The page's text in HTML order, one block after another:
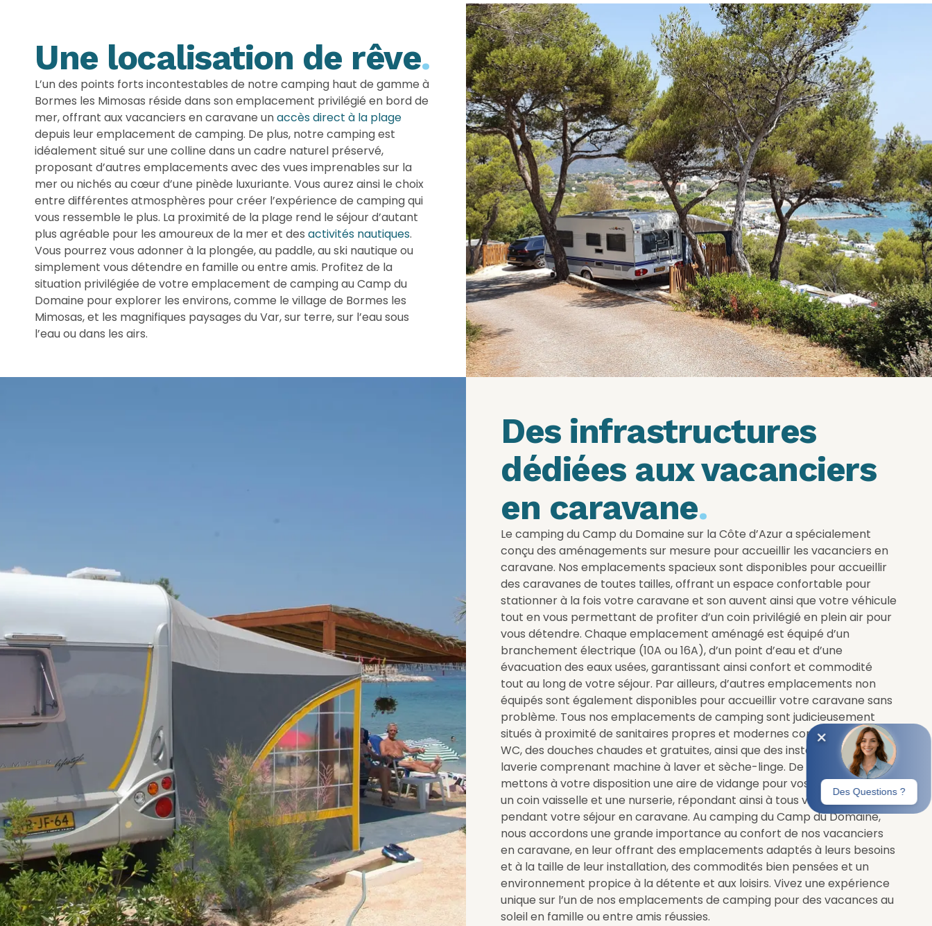
Une localisation de rêve.
L’un des points forts incontestables de notre camping haut de gamme à
Bormes les Mimosas réside dans son emplacement privilégié en bord de
mer, offrant aux vacanciers en caravane unaccès direct à la plage
depuis leur emplacement de camping. De plus, notre camping est
idéalement situé sur une colline dans un cadre naturel préservé,
proposant d’autres emplacements avec des vues imprenables sur la
mer ou nichés au cœur d’une pinède luxuriante. Vous aurez ainsi le choix
entre différentes atmosphères pour créer l’expérience de camping qui
vous ressemble le plus. La proximité de la plage rend le séjour d’autant
plus agréable pour les amoureux de la mer et des activités nautiques.
Vous pourrez vous adonner à la plongée, au paddle, au ski nautique ou
simplement vous détendre en famille ou entre amis. Profitez de la
situation privilégiée de votre emplacement de camping au Camp du
Domaine pour explorer les environs, comme le village de Bormes les
Mimosas, et les magnifiques paysages du Var, sur terre, sur l’eau sous
l’eau ou dans les airs.
Des infrastructures
dédiées aux vacanciers
en caravane.
Le camping du Camp du Domaine sur la Côte d’Azur a spécialement
conçu des aménagements sur mesure pour accueillir les vacanciers en
caravane. Nos emplacements spacieux sont disponibles pour accueillir
des caravanes de toutes tailles, offrant un espace confortable pour
stationner à la fois votre caravane et son auvent ainsi que votre véhicule
tout en vous permettant de profiter d’un coin privilégié en plein air pour
vous détendre. Chaque emplacement aménagé est équipé d’un
branchement électrique (10A ou 16A), d’un point d’eau et d’une
évacuation des eaux usées, garantissant ainsi confort et commodité
tout au long de votre séjour. Par ailleurs, d’autres emplacements non
équipés sont également disponibles pour accueillir votre caravane sans
problème. Tous nos emplacements de camping sont judicieusement
situés à proximité de sanitaires propres et modernes comprenant des
WC, des douches chaudes et gratuites, ainsi que des installations de
laverie comprenant machine à laver et sèche-linge. De plus, nous
mettons à votre disposition une aire de vidange pour vos WC chimiques,
un coin vaisselle et une nurserie, répondant ainsi à tous vos besoins
pendant votre séjour en caravane. Au camping du Camp du Domaine,
nous accordons une grande importance au confort de nos vacanciers
en caravane, en leur offrant des emplacements adaptés à leurs besoins
et à la taille de leur installation, des commodités bien pensées et un
environnement propice à la détente et aux loisirs. Vivez une expérience
unique sur l’un de nos emplacements de camping pour des vacances au
soleil en famille ou entre amis réussies.